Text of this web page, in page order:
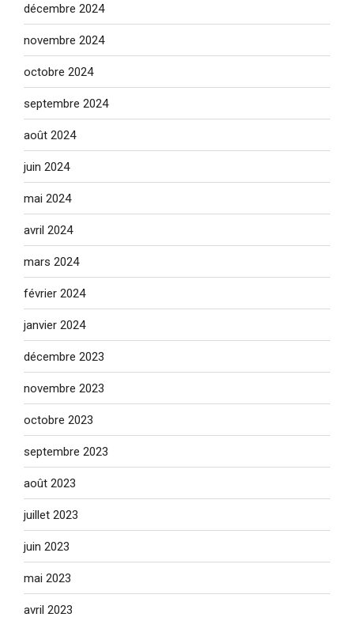
décembre 2024
novembre 2024
octobre 2024
septembre 2024
août 2024
juin 2024
mai 2024
avril 2024
mars 2024
février 2024
janvier 2024
décembre 2023
novembre 2023
octobre 2023
septembre 2023
août 2023
juillet 2023
juin 2023
mai 2023
avril 2023